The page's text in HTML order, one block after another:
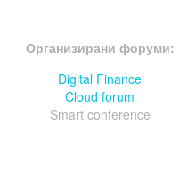
Организирани форуми:
Digital Finance
Cloud forum
Smart conference